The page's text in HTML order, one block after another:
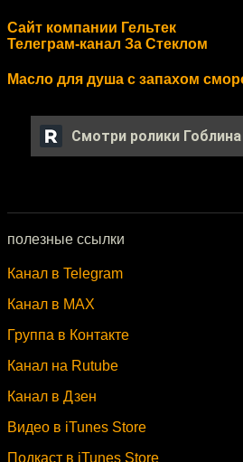
Сайт компании Гельтек
Телеграм-канал За Стеклом
Масло для душа с запахом
Смотри ролики
полезные ссылки
Канал в Telegram
Канал в MAX
Группа в Контакте
Канал на Rutube
Канал в Дзен
Видео в iTunes Store
Подкаст в iTunes Store